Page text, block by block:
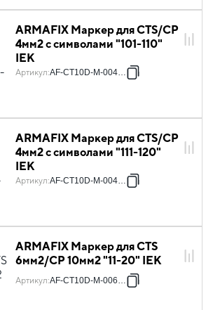
ARMAFIX Маркер для CTS/CP
4мм2 с символами "101-110"
IEK
Артикул:AF-CT10D-M-004-11
ARMAFIX Маркер для CTS/CP
4мм2 с символами "111-120"
IEK
Артикул:AF-CT10D-M-004-12
ARMAFIX Маркер для CTS
6мм2/CP 10мм2 "11-20" IEK
Артикул:AF-CT10D-M-006-02